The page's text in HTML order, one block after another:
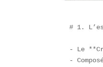
# 1.
- Le
-